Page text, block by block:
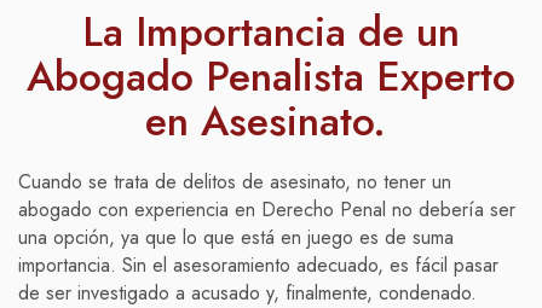
La Importancia de un
Abogado Penalista Experto
en Asesinato.
Cuando se trata de delitos de asesinato, no tener un
abogado con experiencia en Derecho Penal no debería ser
una opción, ya que lo que está en juego es de suma
importancia. Sin el asesoramiento adecuado, es fácil pasar
de ser investigado a acusado y, finalmente, condenado.